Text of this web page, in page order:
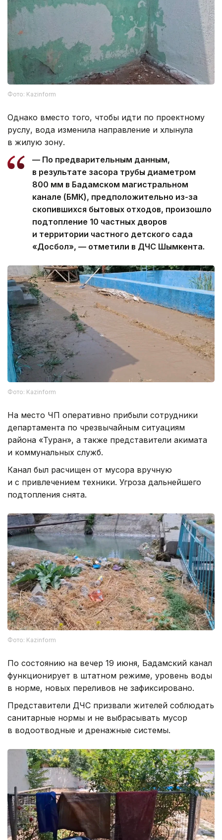
Фото: Kazinform
Однако вместо того, чтобы идти по проектному
руслу, вода изменила направление и хлынула
в жилую зону.
— По предварительным данным,
в результате засора трубы диаметром
800 мм в Бадамском магистральном
канале (БМК), предположительно из-за
скопившихся бытовых отходов, произошло
подтопление 10 частных дворов
и территории частного детского сада
«Досбол», — отметили в ДЧС Шымкента.
Фото: Kazinform
На место ЧП оперативно прибыли сотрудники
департамента по чрезвычайным ситуациям
района «Туран», а также представители акимата
и коммунальных служб.
Канал был расчищен от мусора вручную
и с привлечением техники. Угроза дальнейшего
подтопления снята.
Фото: Kazinform
По состоянию на вечер 19 июня, Бадамский канал
функционирует в штатном режиме, уровень воды
в норме, новых переливов не зафиксировано.
Представители ДЧС призвали жителей соблюдать
санитарные нормы и не выбрасывать мусор
в водоотводные и дренажные системы.